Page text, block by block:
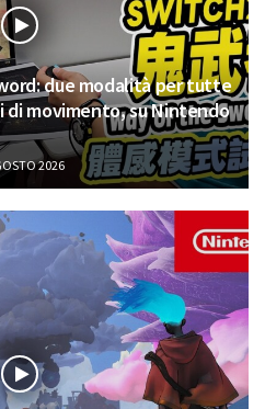
due modalità per tutte
movimento, su Nintendo
2026